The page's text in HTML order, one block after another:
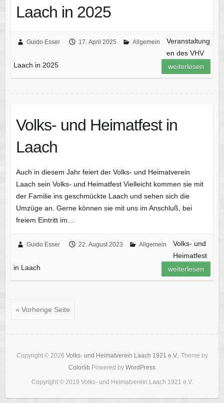
Laach in 2025
Guido Esser 17. April 2025 Allgemein
Veranstaltung
en des VHV
Laach in 2025
weiterlesen
Volks- und Heimatfest in
Laach
Auch in diesem Jahr feiert der Volks- und Heimatverein
Laach sein Volks- und Heimatfest Vielleicht kommen sie mit
der Familie ins geschmückte Laach und sehen sich die
Umzüge an. Gerne können sie mit uns im Anschluß, bei
freiem Eintritt im…
Guido Esser 22. August 2023 Allgemein
Volks- und
Heimatfest
in Laach
weiterlesen
« Vorherige Seite
Copyright © 2026 Volks- und Heimatverein Laach 1921 e.V.. Theme by
Colorlib Powered by WordPress
Copyright © 2019 Volks- und Heimatverein Laach 1921 e.V.